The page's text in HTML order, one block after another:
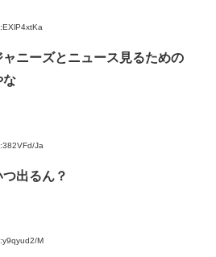
ャニーズとニュース見るための
な
Ja
出るん？
M